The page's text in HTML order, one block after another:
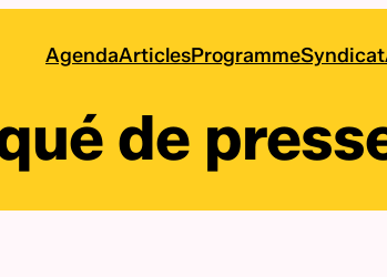
AgendaArticlesProgrammeSyndicat
de